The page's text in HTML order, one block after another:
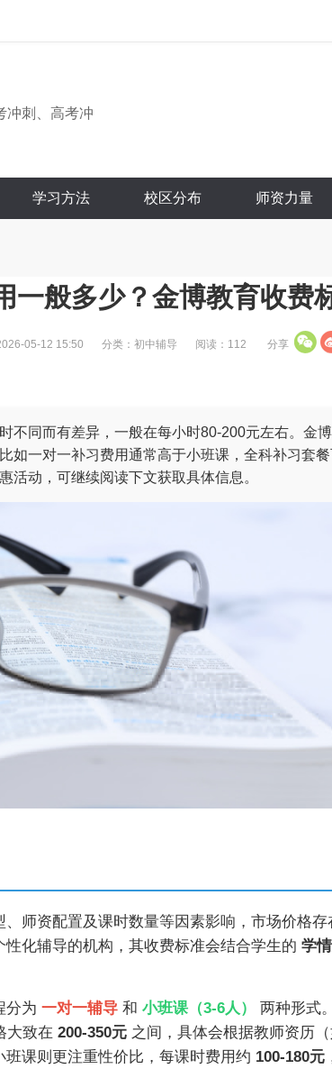
冲刺、高考冲
学习方法 校区分布 师资力量
一般多少？金博教育收费
05-12 15:50 分类：初中辅导 阅读：112 分享
不同而有差异，一般在每小时80-200元左右。金
如一对一补习费用通常高于小班课，全科补习套
活动，可继续阅读下文获取具体信息。
师资配置及课时数量等因素影响，市场价格存
化辅导的机构，其收费标准会结合学生的 学
分为 一对一辅导 和 小班课（3-6人）
两种形式
大致在 200-350元 之间，具体会根据教师资历
课则更注重性价比，每课时费用约 100-180元